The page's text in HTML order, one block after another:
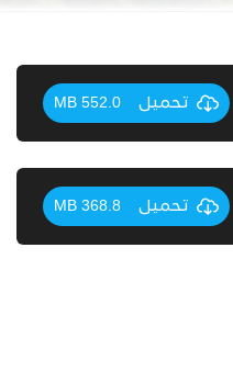
تحميل 552.0 MB
تحميل 368.8 MB